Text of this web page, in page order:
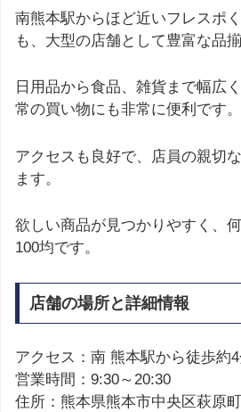
南熊本駅からほど近いフレスポ
も、大型の店舗として豊富な品
日用品から食品、雑貨まで幅広
常の買い物にも非常に便利です。
アクセスも良好で、店員の親切
ます。
欲しい商品が見つかりやすく、
100均です。
店舗の場所と詳細情報
アクセス：南 熊本駅から徒歩約
営業時間：9:30～20:30
住所：熊本県熊本市中央区萩原